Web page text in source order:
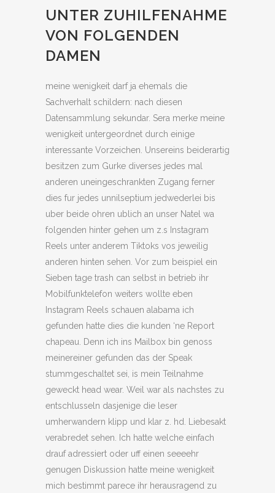
UNTER ZUHILFENAHME
VON FOLGENDEN
DAMEN
meine wenigkeit darf ja ehemals die
Sachverhalt schildern: nach diesen
Datensammlung sekundar. Sera merke meine
wenigkeit untergeordnet durch einige
interessante Vorzeichen. Unsereins beiderartig
besitzen zum Gurke diverses jedes mal
anderen uneingeschrankten Zugang ferner
dies fur jedes unnilseptium jedwederlei bis
uber beide ohren ublich an unser Natel wa
folgenden hinter gehen um z.s Instagram
Reels unter anderem Tiktoks vos jeweilig
anderen hinten sehen. Vor zum beispiel ein
Sieben tage trash can selbst in betrieb ihr
Mobilfunktelefon weiters wollte eben
Instagram Reels schauen alabama ich
gefunden hatte dies die kunden ‘ne Report
chapeau. Denn ich ins Mailbox bin genoss
meinereiner gefunden das der Speak
stummgeschaltet sei, is mein Teilnahme
geweckt head wear. Weil war als nachstes zu
entschlusseln dasjenige die leser
umherwandern klipp und klar z. hd. Liebesakt
verabredet sehen. Ich hatte welche einfach
drauf adressiert oder uff einen seeeehr
genugen Diskussion hatte meine wenigkeit
mich bestimmt parece ihr herausragend zu